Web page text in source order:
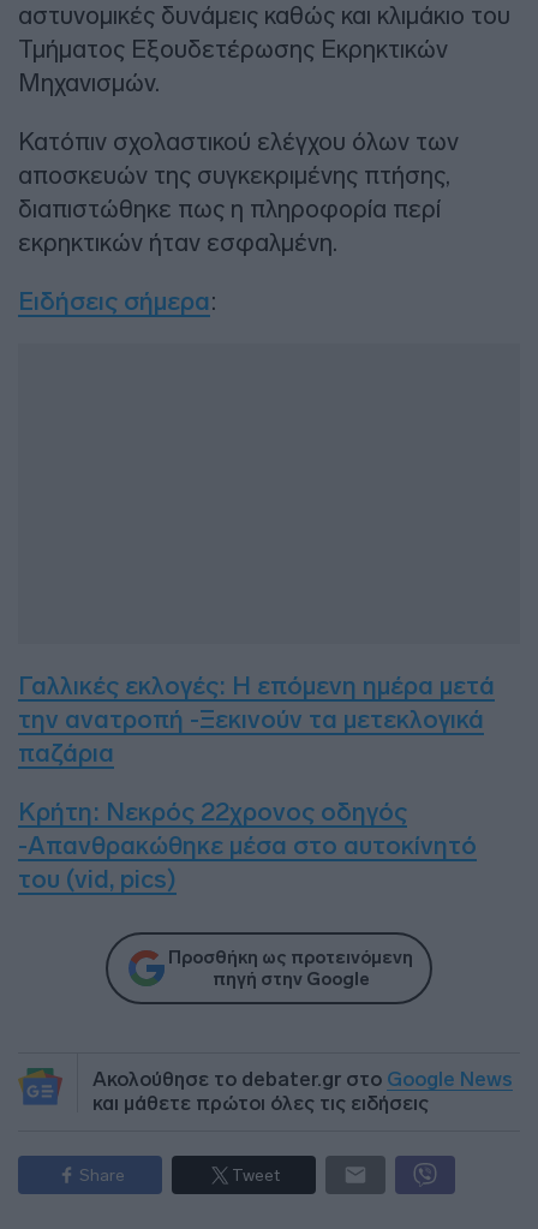
αστυνομικές δυνάμεις καθώς και κλιμάκιο του
Τμήματος Εξουδετέρωσης Εκρηκτικών
Μηχανισμών.
Κατόπιν σχολαστικού ελέγχου όλων των
αποσκευών της συγκεκριμένης πτήσης,
διαπιστώθηκε πως η πληροφορία περί
εκρηκτικών ήταν εσφαλμένη.
Ειδήσεις σήμερα:
Γαλλικές εκλογές: Η επόμενη ημέρα μετά
την ανατροπή -Ξεκινούν τα μετεκλογικά
παζάρια
Κρήτη: Νεκρός 22χρονος οδηγός
-Απανθρακώθηκε μέσα στο αυτοκίνητό
του (vid, pics)
Προσθήκη ως προτεινόμενη
πηγή στην Google
Ακολούθησε το debater.gr στο Google News
και μάθετε πρώτοι όλες τις ειδήσεις
Share Tweet